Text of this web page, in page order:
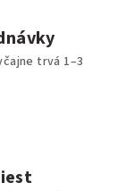
trvá 1–3